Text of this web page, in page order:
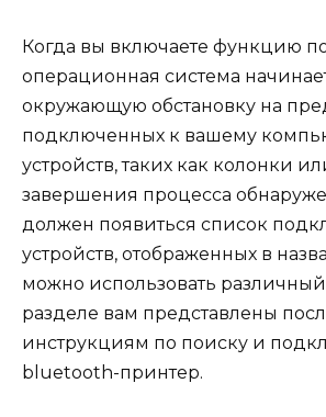
Когда вы включаете функцию
операционная система
окружающую обстановку на
подключенных к вашему
устройств, таких как колонки
завершения процесса
должен появиться список
устройств, отображенных в
можно использовать
разделе вам представлены
инструкциям по поиску и
bluetooth-принтер.